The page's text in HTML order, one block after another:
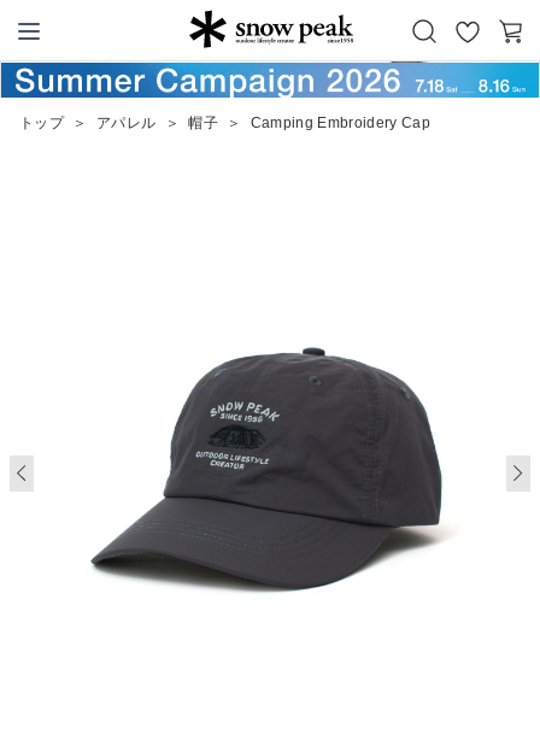
Snow Peak
お
気
カ
ー
トップ ＞ アパレル ＞ 帽子 ＞ Camping Embroidery Cap